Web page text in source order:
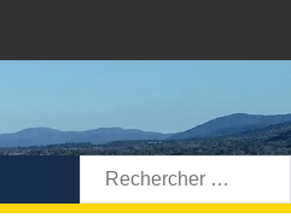
Rechercher: